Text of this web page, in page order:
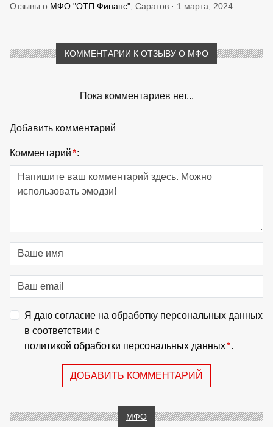
Отзывы о МФО "ОТП Финанс" , Саратов · 1 марта, 2024
КОММЕНТАРИИ К ОТЗЫВУ О МФО
Пока комментариев нет...
Добавить комментарий
Комментарий*:
Я даю согласие на обработку персональных данных
в соответствии с
политикой обработки персональных данных*.
ДОБАВИТЬ КОММЕНТАРИЙ
МФО